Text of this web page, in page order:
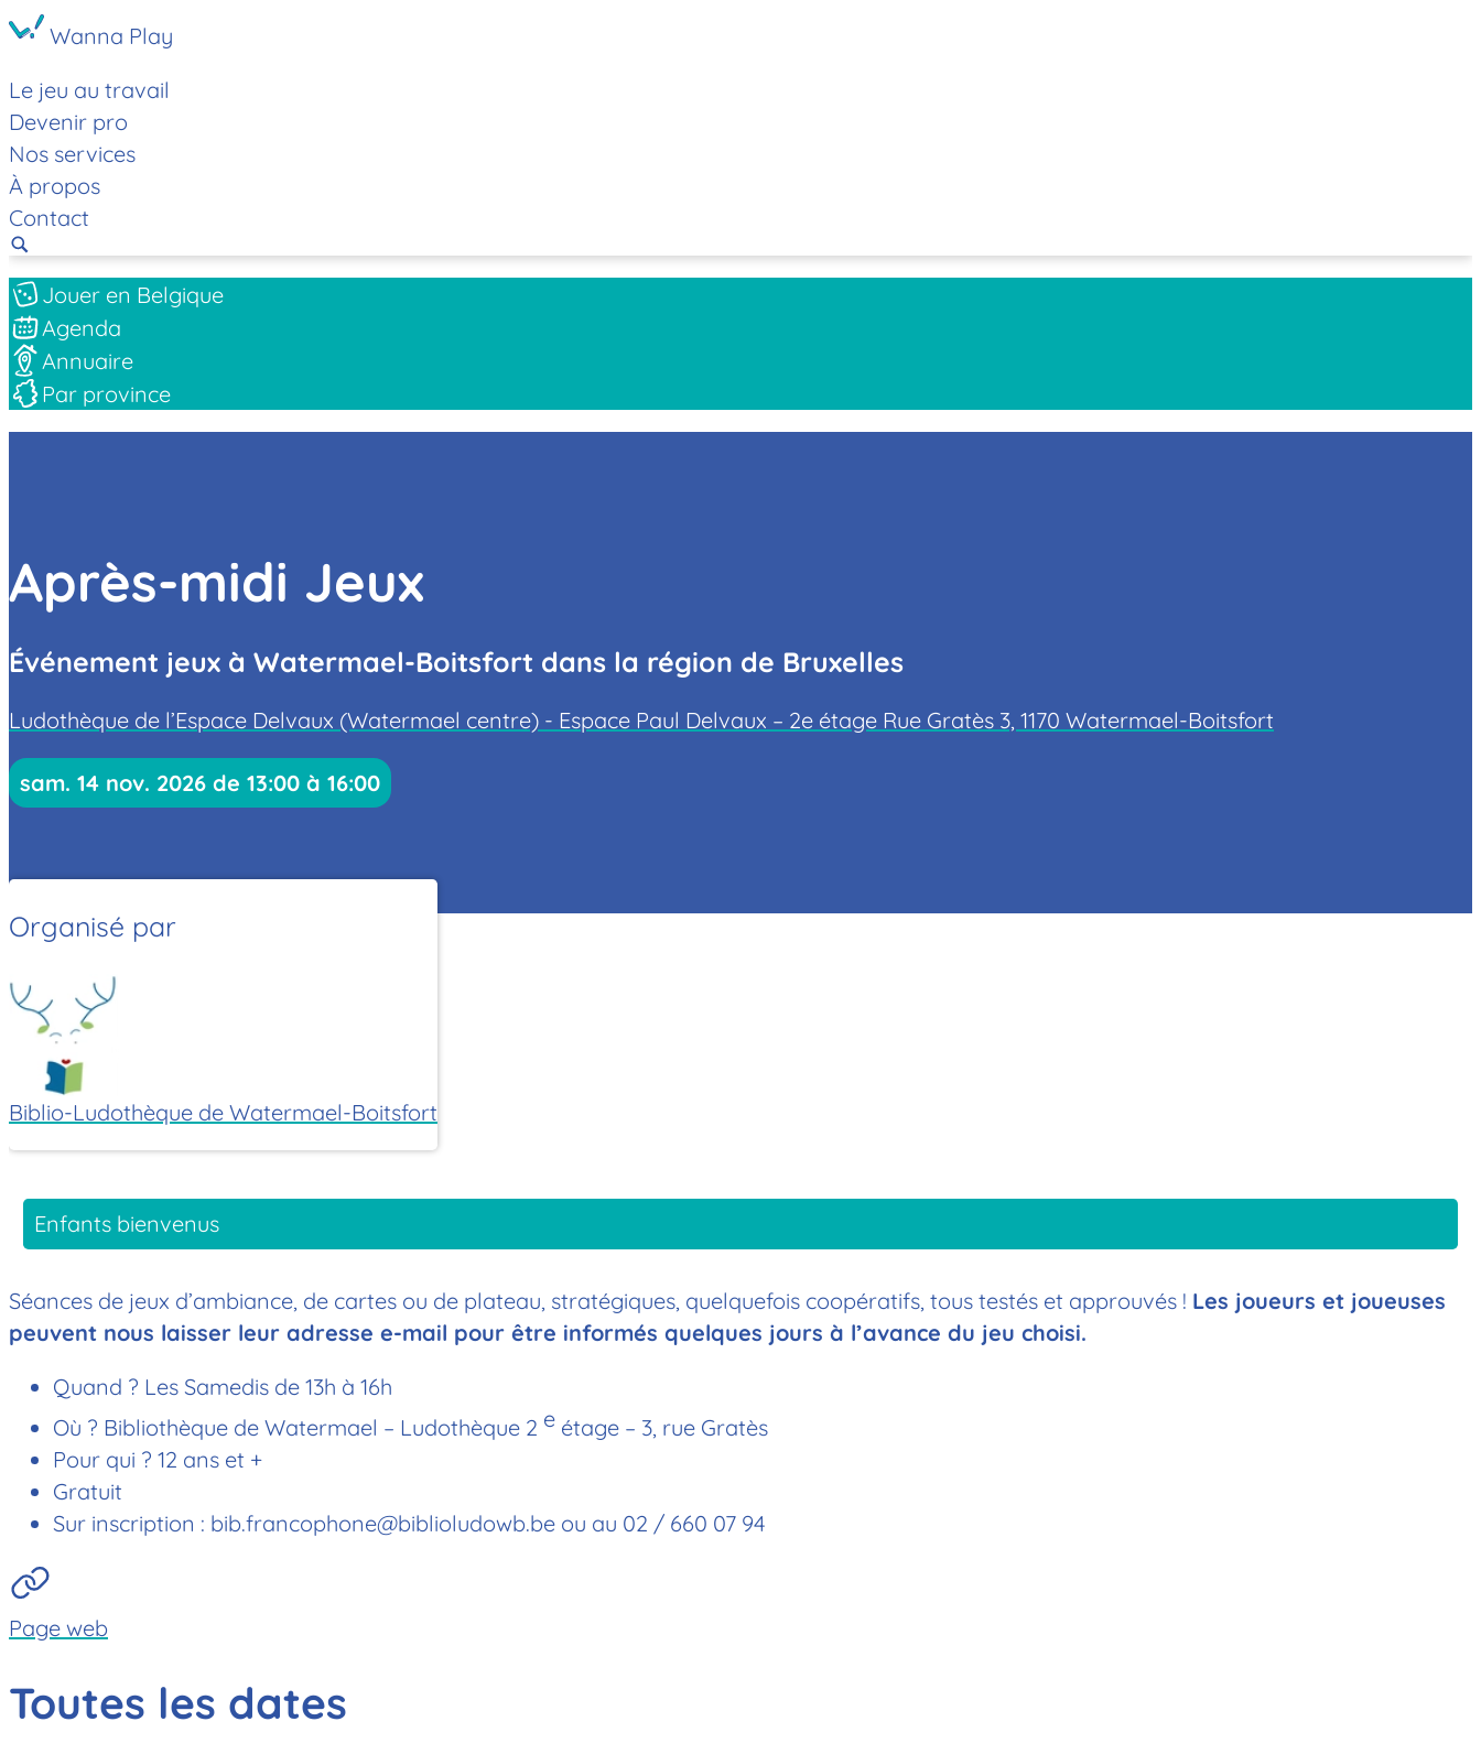
Wanna Play
Le jeu au travail
Devenir pro
Nos services
À propos
Contact
Jouer en Belgique
Agenda
Annuaire
Par province
Après-midi Jeux
Événement jeux à Watermael-Boitsfort dans la région de Bruxelles
Ludothèque de l’Espace Delvaux (Watermael centre) - Espace Paul Delvaux – 2e étage Rue Gratès 3, 1170 Watermael-Boitsfort
sam. 14 nov. 2026 de 13:00 à 16:00
Organisé par
Biblio-Ludothèque de Watermael-Boitsfort
Enfants bienvenus
Séances de jeux d’ambiance, de cartes ou de plateau, stratégiques, quelquefois coopératifs, tous testés et approuvés ! Les joueurs et joueuses
peuvent nous laisser leur adresse e-mail pour être informés quelques jours à l’avance du jeu choisi.
Quand ? Les Samedis de 13h à 16h
Où ? Bibliothèque de Watermael – Ludothèque 2 e étage – 3, rue Gratès
Pour qui ? 12 ans et +
Gratuit
Sur inscription : bib.francophone@biblioludowb.be ou au 02 / 660 07 94
Page web
Toutes les dates